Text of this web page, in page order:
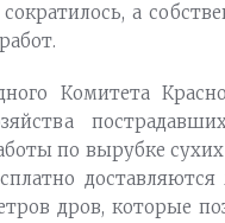
а
Комитета
по вырубке
дров, которые